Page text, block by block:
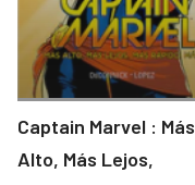
Captain Marvel : Más
Alto, Más Lejos,